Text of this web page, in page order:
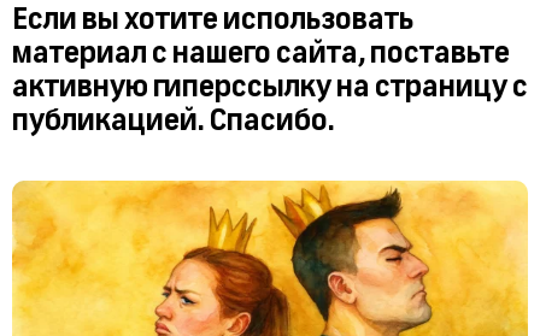
Если вы хотите использовать
материал с нашего сайта, поставьте
активную гиперссылку на страницу с
публикацией. Спасибо.